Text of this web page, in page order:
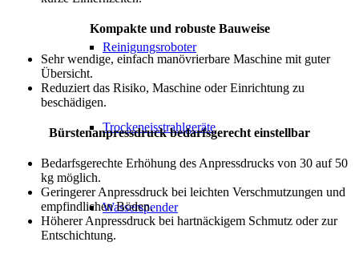
Reinigungsroboter
Trockeneisstrahlgeräte
Wasserspender
Kompakte und robuste Bauweise
Sehr wendige, einfach manövrierbare Maschine mit guter
Übersicht.
Reduziert das Risiko, Maschine oder Einrichtung zu
beschädigen.
Bürstenanpressdruck bedarfsgerecht einstellbar
Bedarfsgerechte Erhöhung des Anpressdrucks von 30 auf 50
kg möglich.
Geringerer Anpressdruck bei leichten Verschmutzungen und
empfindlichen Böden.
Höherer Anpressdruck bei hartnäckigem Schmutz oder zur
Entschichtung.